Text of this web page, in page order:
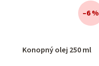
Konopný olej 250 ml
–6 %